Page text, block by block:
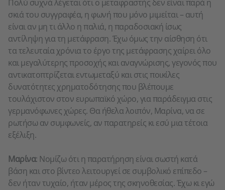
Πολύ συχνά λέγεται ότι ο μεταφραστής δεν είναι παρά η
σκιά του συγγραφέα, η φωνή που μόνο μιμείται – αυτή
είναι αν μη τι άλλο η παλιά, η παραδοσιακή ίσως
αντίληψη για τη μετάφραση. Έχω όμως την αίσθηση ότι
τα τελευταία χρόνια το έργο της μετάφρασης χαίρει όλο
και μεγαλύτερης προσοχής και αναγνώρισης, γεγονός που
αντικατοπτρίζεται εντωμεταξύ και στις ποικίλες
δυνατότητες χρηματοδότησης που βλέπουμε
τουλάχιστον στον ευρωπαϊκό χώρο, για παράδειγμα στις
γερμανόφωνες χώρες. Θα ήθελα λοιπόν, Μαρίνα, να σε
ρωτήσω αν συμφωνείς, αν παρατηρείς κι εσύ μια τέτοια
εξέλιξη.
Μαρίνα: Νομίζω ότι η παρατήρηση είναι σωστή κατά
βάση και στο βίντεο λειτουργεί σε συμβολικό επίπεδο –
δεν ήταν τυχαίο, ήταν μέρος της σκηνοθεσίας. Έχω κι εγώ